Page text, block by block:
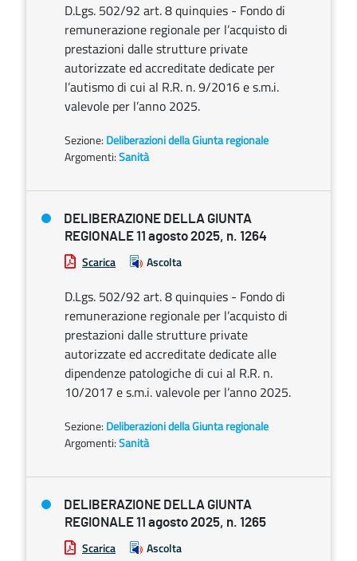
D.Lgs. 502/92 art. 8 quinquies - Fondo di
remunerazione regionale per l’acquisto di
prestazioni dalle strutture private
autorizzate ed accreditate dedicate per
l’autismo di cui al R.R. n. 9/2016 e s.m.i.
valevole per l’anno 2025.
Sezione: Deliberazioni della Giunta regionale
Argomenti:Sanità
DELIBERAZIONE DELLA GIUNTA
REGIONALE 11 agosto 2025, n. 1264
Scarica Ascolta
D.Lgs. 502/92 art. 8 quinquies - Fondo di
remunerazione regionale per l’acquisto di
prestazioni dalle strutture private
autorizzate ed accreditate dedicate alle
dipendenze patologiche di cui al R.R. n.
10/2017 e s.m.i. valevole per l’anno 2025.
Sezione: Deliberazioni della Giunta regionale
Argomenti:Sanità
DELIBERAZIONE DELLA GIUNTA
REGIONALE 11 agosto 2025, n. 1265
Scarica Ascolta